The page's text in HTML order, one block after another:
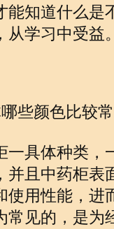
能知道什么是
从学习中受益
哪些颜色比较
一具体种类，
并且中药柜表
使用性能，进
常见的，是为